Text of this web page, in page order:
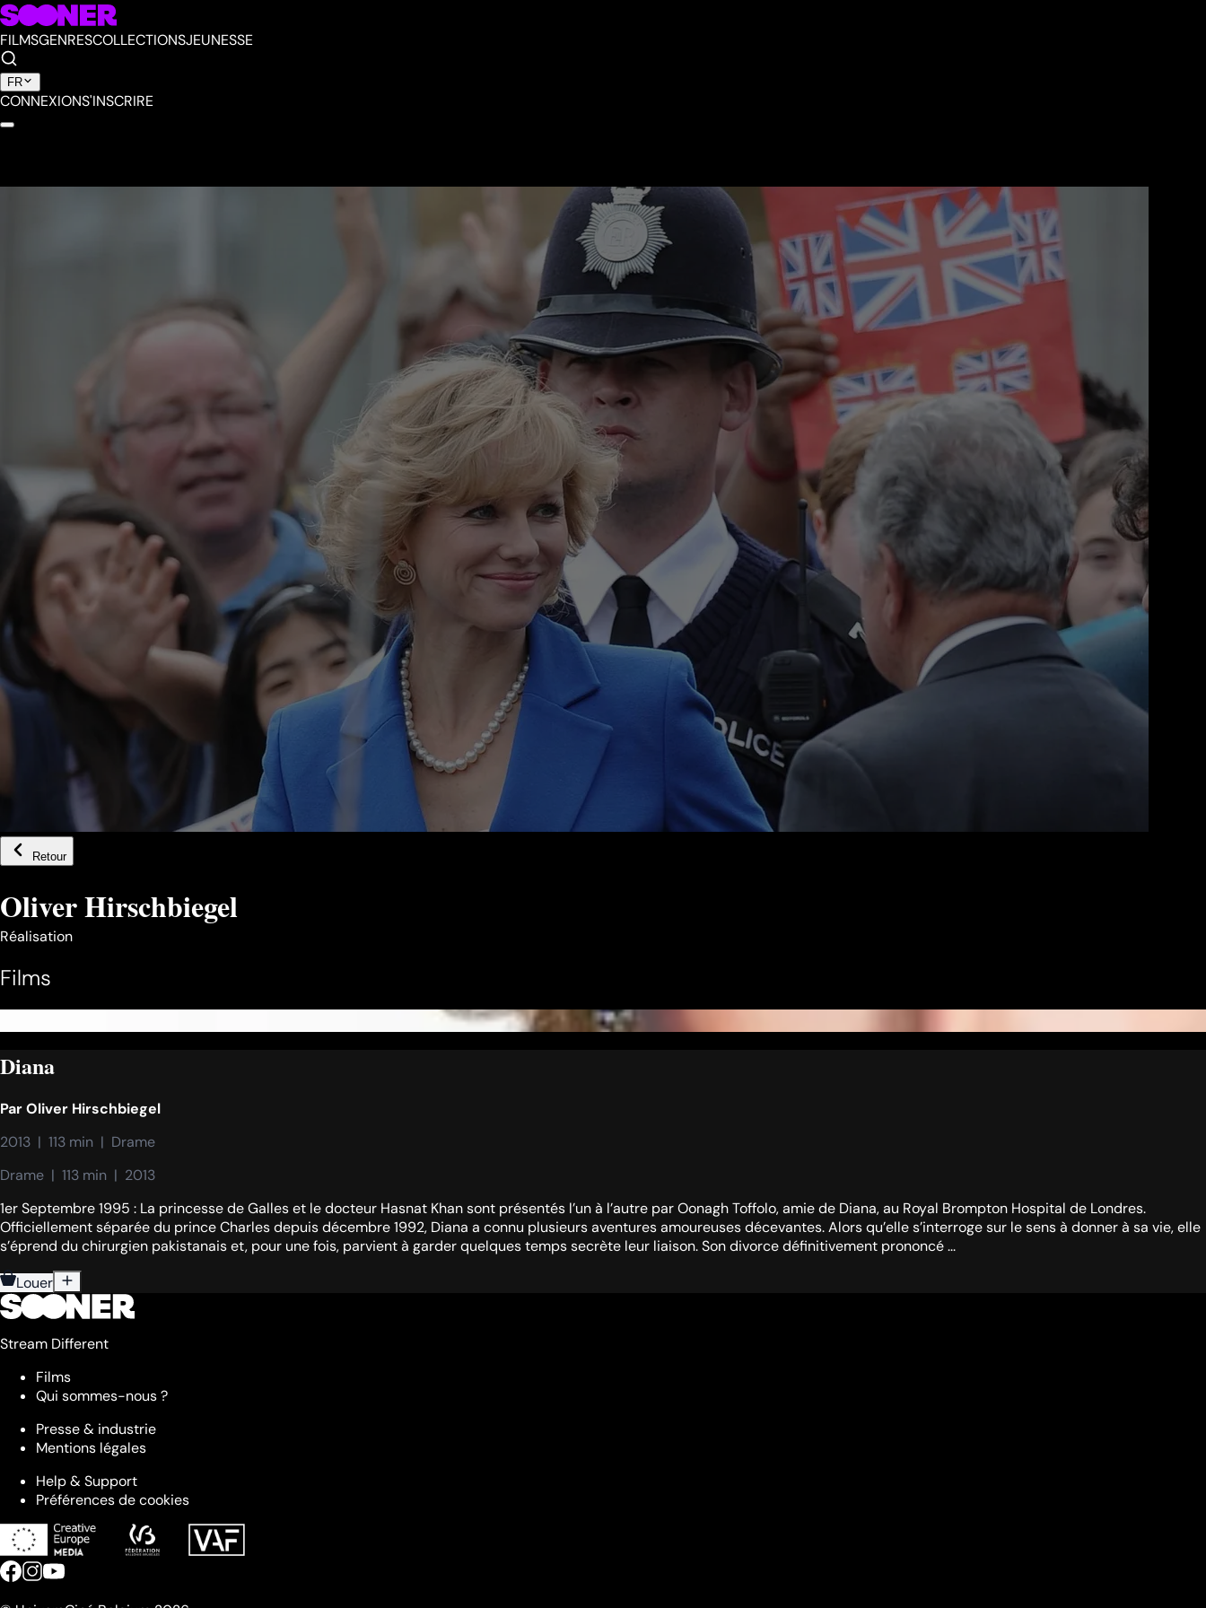
FILMSGENRESCOLLECTIONSJEUNESSE
FR
CONNEXIONS'INSCRIRE
Retour
Oliver Hirschbiegel
Réalisation
Films
Diana
ParOliver Hirschbiegel
2013  |  113 min  |  Drame
Drame  |  113 min  |  2013
1er Septembre 1995 : La princesse de Galles et le docteur Hasnat Khan sont présentés l’un à l’autre par Oonagh Toffolo, amie de Diana, au Royal Brompton Hospital de Londres.
Officiellement séparée du prince Charles depuis décembre 1992, Diana a connu plusieurs aventures amoureuses décevantes. Alors qu’elle s’interroge sur le sens à donner à sa vie, elle
s’éprend du chirurgien pakistanais et, pour une fois, parvient à garder quelques temps secrète leur liaison. Son divorce définitivement prononcé ...
Louer
Stream Different
Films
Qui sommes-nous ?
Presse & industrie
Mentions légales
Help & Support
Préférences de cookies